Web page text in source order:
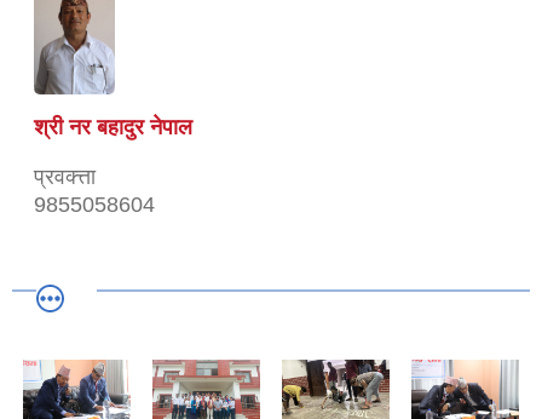
श्री नर बहादुर नेपाल
प्रवक्त्ता
9855058604